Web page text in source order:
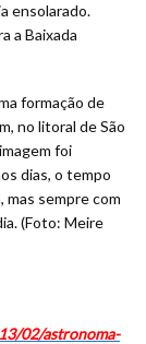
ensolarado.
a Baixada
formação de
no litoral de São
foi
dias, o tempo
mas sempre com
(Foto: Meire
02/astronoma-